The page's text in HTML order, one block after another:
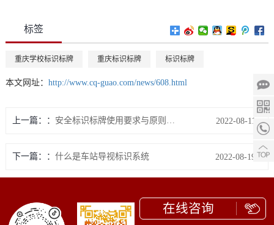
标签
重庆学校标识标牌 重庆标识标牌 标识标牌
本文网址： http://www.cq-guao.com/news/608.html
上一篇： 2022-08-11
下一篇： 什么是车站导视标识系统 2022-08-19
在线咨询